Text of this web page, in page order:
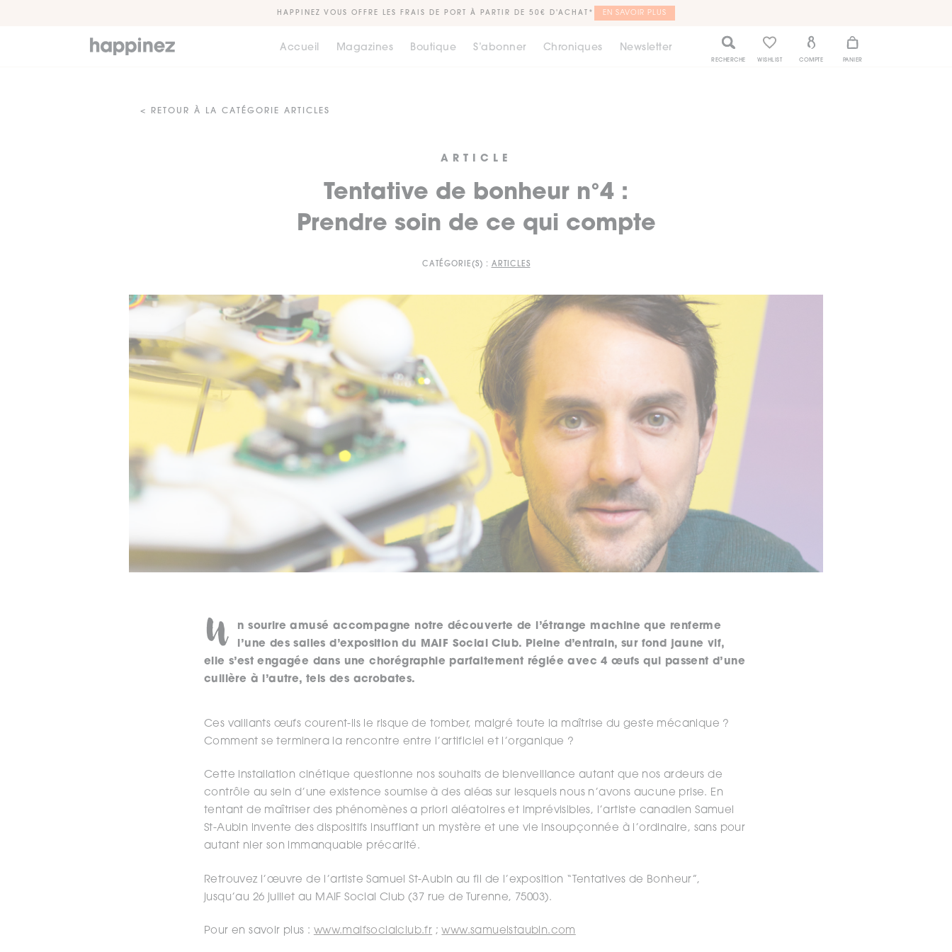
HAPPINEZ VOUS OFFRE LES FRAIS DE PORT À PARTIR DE 50€ D'ACHAT* EN SAVOIR PLUS
Accueil Magazines Boutique S’abonner Chroniques Newsletter
RECHERCHE WISHLIST COMPTE PANIER
< RETOUR À LA CATÉGORIE ARTICLES
ARTICLE
Tentative de bonheur n°4 :
Prendre soin de ce qui compte
CATÉGORIE(S) : ARTICLES
U
n sourire amusé accompagne notre découverte de l’étrange machine que renferme
l’une des salles d’exposition du MAIF Social Club. Pleine d’entrain, sur fond jaune vif,
elle s’est engagée dans une chorégraphie parfaitement réglée avec 4 œufs qui passent d’une
cuillère à l’autre, tels des acrobates.
Ces vaillants œufs courent-ils le risque de tomber, malgré toute la maîtrise du geste mécanique ?
Comment se terminera la rencontre entre l’artificiel et l’organique ?
Cette installation cinétique questionne nos souhaits de bienveillance autant que nos ardeurs de
contrôle au sein d’une existence soumise à des aléas sur lesquels nous n’avons aucune prise. En
tentant de maîtriser des phénomènes a priori aléatoires et imprévisibles, l’artiste canadien Samuel
St-Aubin invente des dispositifs insufflant un mystère et une vie insoupçonnée à l’ordinaire, sans pour
autant nier son immanquable précarité.
Retrouvez l’œuvre de l’artiste Samuel St-Aubin au fil de l’exposition “Tentatives de Bonheur”,
jusqu’au 26 juillet au MAIF Social Club (37 rue de Turenne, 75003).
Pour en savoir plus : www.maifsocialclub.fr ;www.samuelstaubin.com